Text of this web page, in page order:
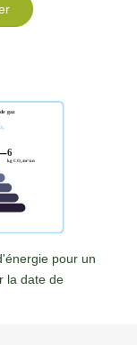
pour un
la date de